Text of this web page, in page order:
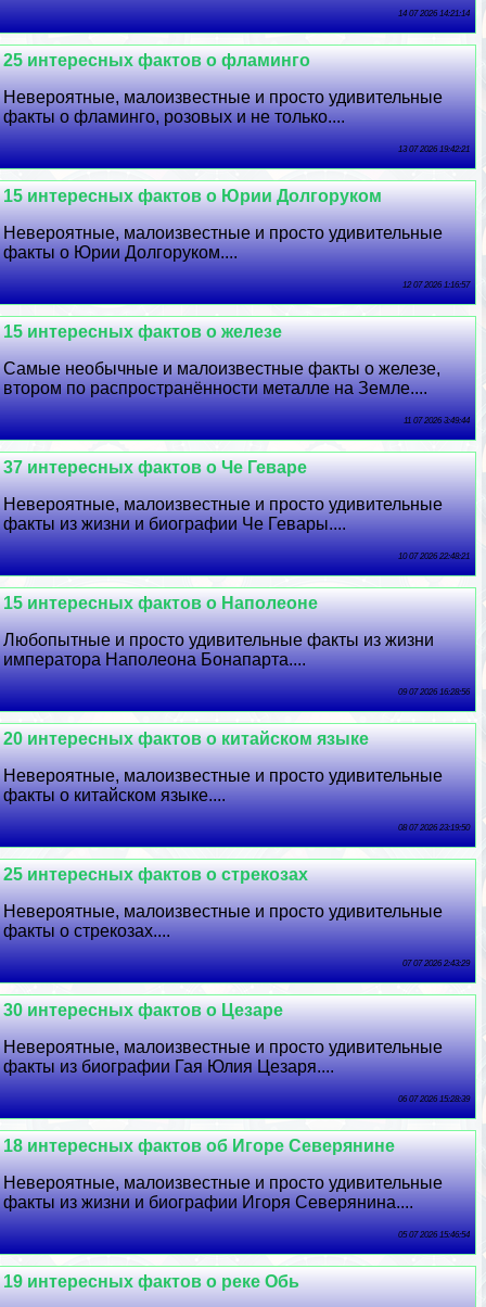
14 07 2026 14:21:14
25 интересных фактов о фламинго
Невероятные, малоизвестные и просто удивительные
факты о фламинго, розовых и не только....
13 07 2026 19:42:21
15 интересных фактов о Юрии Долгоруком
Невероятные, малоизвестные и просто удивительные
факты о Юрии Долгоруком....
12 07 2026 1:16:57
15 интересных фактов о железе
Самые необычные и малоизвестные факты о железе,
втором по распространённости металле на Земле....
11 07 2026 3:49:44
37 интересных фактов о Че Геваре
Невероятные, малоизвестные и просто удивительные
факты из жизни и биографии Че Гевары....
10 07 2026 22:48:21
15 интересных фактов о Наполеоне
Любопытные и просто удивительные факты из жизни
императора Наполеона Бонапарта....
09 07 2026 16:28:56
20 интересных фактов о китайском языке
Невероятные, малоизвестные и просто удивительные
факты о китайском языке....
08 07 2026 23:19:50
25 интересных фактов о стрекозах
Невероятные, малоизвестные и просто удивительные
факты о стрекозах....
07 07 2026 2:43:29
30 интересных фактов о Цезаре
Невероятные, малоизвестные и просто удивительные
факты из биографии Гая Юлия Цезаря....
06 07 2026 15:28:39
18 интересных фактов об Игоре Северянине
Невероятные, малоизвестные и просто удивительные
факты из жизни и биографии Игоря Северянина....
05 07 2026 15:46:54
19 интересных фактов о реке Обь